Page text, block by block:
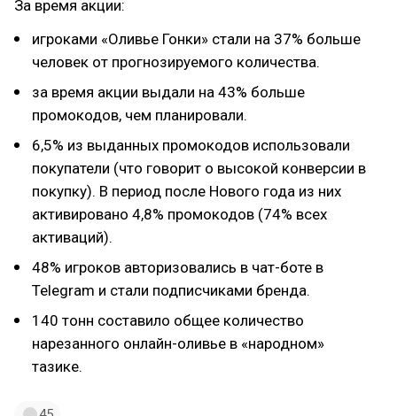
За время акции:
игроками «Оливье Гонки» стали на 37% больше
человек от прогнозируемого количества.
за время акции выдали на 43% больше
промокодов, чем планировали.
6,5% из выданных промокодов использовали
покупатели (что говорит о высокой конверсии в
покупку). В период после Нового года из них
активировано 4,8% промокодов (74% всех
активаций).
48% игроков авторизовались в чат-боте в
Telegram и стали подписчиками бренда.
140 тонн составило общее количество
нарезанного онлайн-оливье в «народном»
тазике.